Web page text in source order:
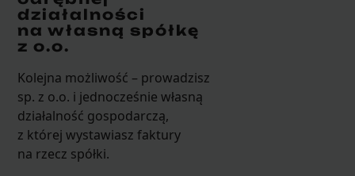
działalności
na własną spółkę
z o.o.
Kolejna możliwość – prowadzisz
sp. z o.o. i jednocześnie własną
działalność gospodarczą,
z której wystawiasz faktury
na rzecz spółki.